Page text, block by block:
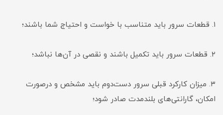
۱. قطعات سرور باید متناسب با خواست و احتیاج شما باشند؛
۲. قطعات سرور باید تکمیل باشند و نقصی در آن‌ها نباشد؛
۳. میزان کارکرد قبلی سرور دست‌دوم باید مشخص و درصورت
امکان، گارانتی‌های بلندمدت صادر شود؛